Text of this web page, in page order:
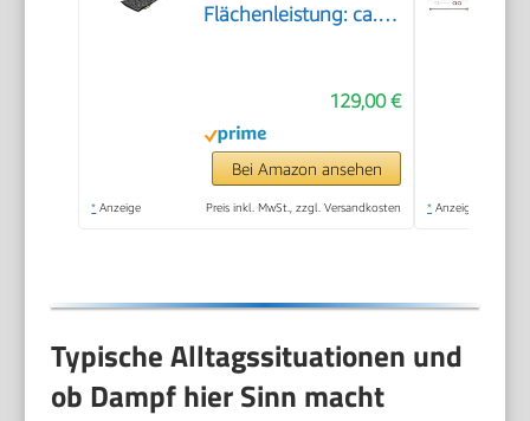
Flächenleistung: ca.
bar, Aufheizzeit: 6,5
min., Heizleistung:
1.500 W, mit
Bodenreinigungsset
129,00 €
Bei Amazon ansehen
* Anzeige Preis inkl. MwSt., zzgl. Versandkosten * Anzeige
Typische Alltagssituationen und
ob Dampf hier Sinn macht